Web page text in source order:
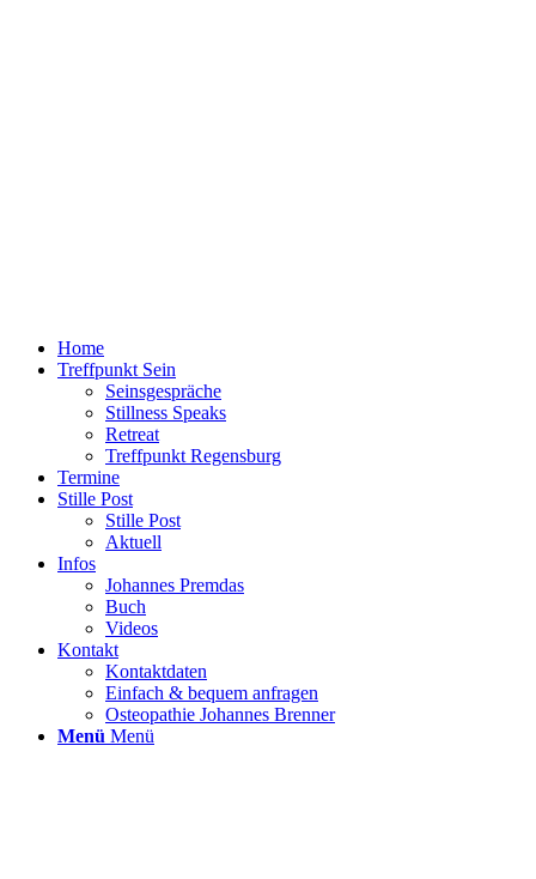
Home
Treffpunkt Sein
Seinsgespräche
Stillness Speaks
Retreat
Treffpunkt Regensburg
Termine
Stille Post
Stille Post
Aktuell
Infos
Johannes Premdas
Buch
Videos
Kontakt
Kontaktdaten
Einfach & bequem anfragen
Osteopathie Johannes Brenner
Menü Menü